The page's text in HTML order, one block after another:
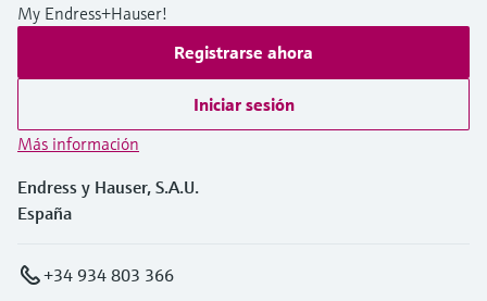
My Endress+Hauser!
Registrarse ahora
Iniciar sesión
Más información
Endress y Hauser, S.A.U.
España
+34 934 803 366